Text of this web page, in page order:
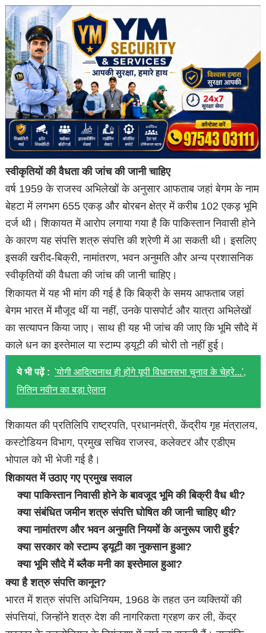
स्वीकृतियों की वैधता की जांच की जानी चाहिए
वर्ष 1959 के राजस्व अभिलेखों के अनुसार आफताब जहां बेगम के नाम
बेहटा में लगभग 655 एकड़ और बोरबन क्षेत्र में करीब 102 एकड़ भूमि
दर्ज थी। शिकायत में आरोप लगाया गया है कि पाकिस्तान निवासी होने
के कारण यह संपत्ति शत्रु संपत्ति की श्रेणी में आ सकती थी। इसलिए
इसकी खरीद-बिक्री, नामांतरण, भवन अनुमति और अन्य प्रशासनिक
स्वीकृतियों की वैधता की जांच की जानी चाहिए।
शिकायत में यह भी मांग की गई है कि बिक्री के समय आफताब जहां
बेगम भारत में मौजूद थीं या नहीं, उनके पासपोर्ट और यात्रा अभिलेखों
का सत्यापन किया जाए। साथ ही यह भी जांच की जाए कि भूमि सौदे में
काले धन का इस्तेमाल या स्टाम्प ड्यूटी की चोरी तो नहीं हुई।
ये भी पढ़ें : 'योगी आदित्यनाथ ही होंगे यूपी विधानसभा चुनाव के चेहरे...',
नितिन नवीन का बड़ा ऐलान
शिकायत की प्रतिलिपि राष्ट्रपति, प्रधानमंत्री, केंद्रीय गृह मंत्रालय,
कस्टोडियन विभाग, प्रमुख सचिव राजस्व, कलेक्टर और एडीएम
भोपाल को भी भेजी गई है।
शिकायत में उठाए गए प्रमुख सवाल
क्या पाकिस्तान निवासी होने के बावजूद भूमि की बिक्री वैध थी?
क्या संबंधित जमीन शत्रु संपत्ति घोषित की जानी चाहिए थी?
क्या नामांतरण और भवन अनुमति नियमों के अनुरूप जारी हुई?
क्या सरकार को स्टाम्प ड्यूटी का नुकसान हुआ?
क्या भूमि सौदे में ब्लैक मनी का इस्तेमाल हुआ?
क्या है शत्रु संपत्ति कानून?
भारत में शत्रु संपत्ति अधिनियम, 1968 के तहत उन व्यक्तियों की
संपत्तियां, जिन्होंने शत्रु देश की नागरिकता ग्रहण कर ली, केंद्र